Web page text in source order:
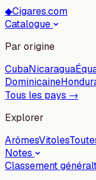
◆Cigares.com
Catalogue
Par origine
CubaNicaragua
Dominicaine
Tous les pays →
Explorer
ArômesVitoles
Notes
Classement général